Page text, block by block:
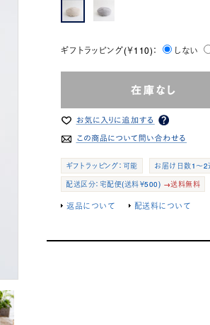
ギフトラッピング(￥110)： しない
ギフトラッピング：可能
お届け日数1～2
配送区分：宅配便(送料￥500) →送料無料
返品について 配送料について